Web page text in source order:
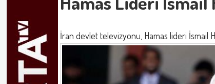
İran devlet televizyonu, Hamas lideri